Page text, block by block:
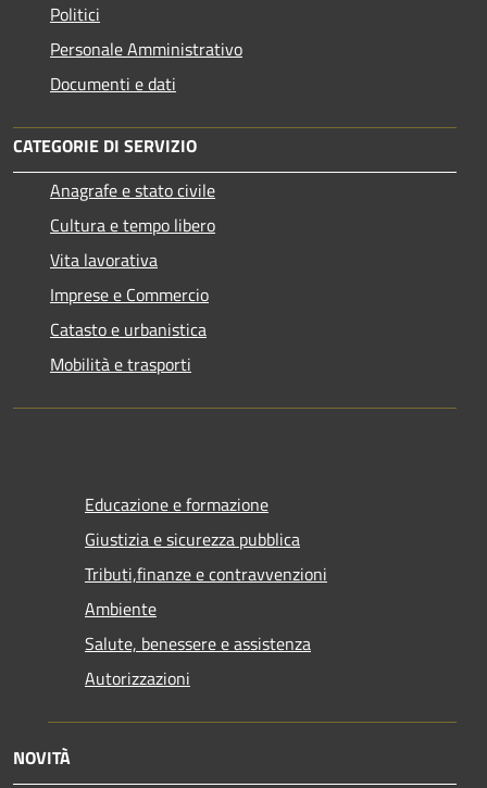
Politici
Personale Amministrativo
Documenti e dati
CATEGORIE DI SERVIZIO
Anagrafe e stato civile
Cultura e tempo libero
Vita lavorativa
Imprese e Commercio
Catasto e urbanistica
Mobilità e trasporti
Educazione e formazione
Giustizia e sicurezza pubblica
Tributi,finanze e contravvenzioni
Ambiente
Salute, benessere e assistenza
Autorizzazioni
NOVITÀ